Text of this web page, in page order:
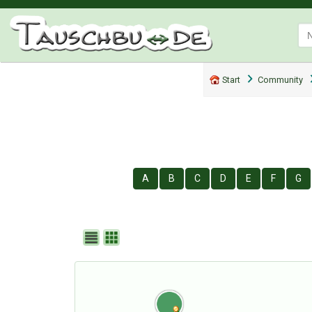
Start Community
A B C D E F G